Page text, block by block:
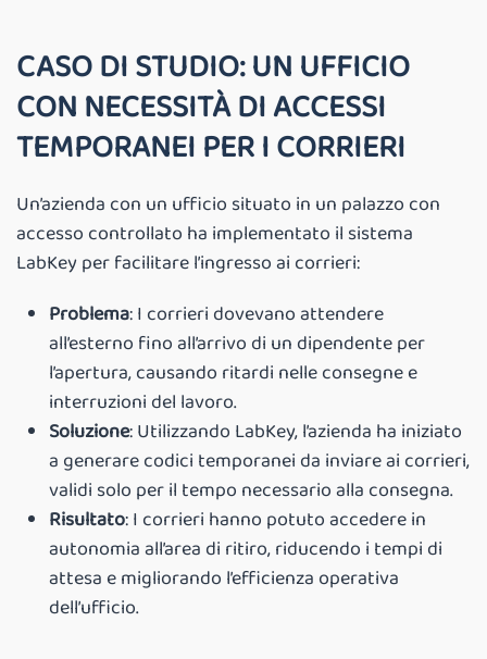
CASO DI STUDIO: UN UFFICIO
CON NECESSITÀ DI ACCESSI
TEMPORANEI PER I CORRIERI
Un’azienda con un ufficio situato in un palazzo con
accesso controllato ha implementato il sistema
LabKey per facilitare l’ingresso ai corrieri:
Problema: I corrieri dovevano attendere
all’esterno fino all’arrivo di un dipendente per
l’apertura, causando ritardi nelle consegne e
interruzioni del lavoro.
Soluzione: Utilizzando LabKey, l’azienda ha iniziato
a generare codici temporanei da inviare ai corrieri,
validi solo per il tempo necessario alla consegna.
Risultato: I corrieri hanno potuto accedere in
autonomia all’area di ritiro, riducendo i tempi di
attesa e migliorando l’efficienza operativa
dell’ufficio.